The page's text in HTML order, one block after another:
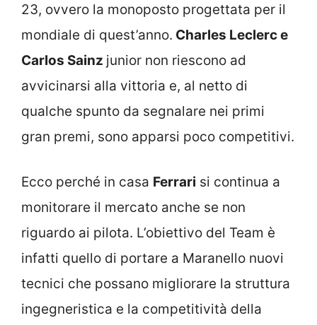
23, ovvero la monoposto progettata per il
mondiale di quest’anno. Charles Leclerc e
Carlos Sainz junior non riescono ad
avvicinarsi alla vittoria e, al netto di
qualche spunto da segnalare nei primi
gran premi, sono apparsi poco competitivi.
Ecco perché in casa Ferrari si continua a
monitorare il mercato anche se non
riguardo ai pilota. L’obiettivo del Team è
infatti quello di portare a Maranello nuovi
tecnici che possano migliorare la struttura
ingegneristica e la competitività della